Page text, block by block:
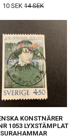
10 SEK 14 SEK
KONSTNÄRER
1053 LYXSTÄMPLAT
SURAHAMMAR